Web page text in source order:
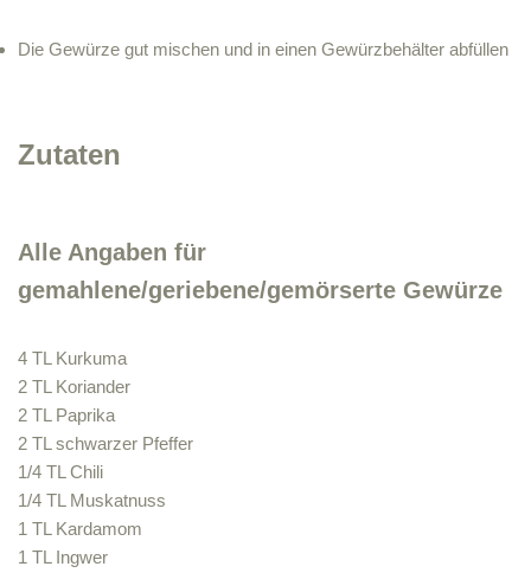
Die Gewürze gut mischen und in einen Gewürzbehälter abfüllen
Zutaten
Alle Angaben für
gemahlene/geriebene/gemörserte Gewürze
4 TL Kurkuma
2 TL Koriander
2 TL Paprika
2 TL schwarzer Pfeffer
1/4 TL Chili
1/4 TL Muskatnuss
1 TL Kardamom
1 TL Ingwer